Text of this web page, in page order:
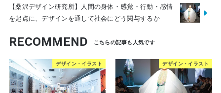
【桑沢デザイン研究所】人間の身体・感覚・行動・感情
を起点に、デザインを通して社会にどう関与するか
RECOMMEND
デザイン・イラスト デザイン・イラスト